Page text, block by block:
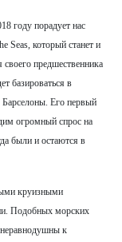
году порадует нас
который станет и
предшественника
базироваться в
Его первый
огромный спрос на
были и остаются в
круизными
Подобных морских
неравнодушны к